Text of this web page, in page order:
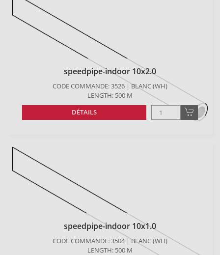
speedpipe-indoor 10x2.0
CODE COMMANDE: 3526 | BLANC (WH)
LENGTH: 500 M
DÉTAILS
speedpipe-indoor 10x1.0
CODE COMMANDE: 3504 | BLANC (WH)
LENGTH: 500 M